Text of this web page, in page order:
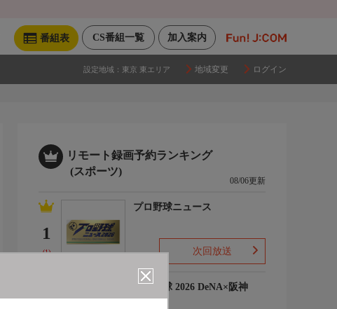
加入案内
CS番組一覧
番組表
設定地域： 東京 東エリア 地域変更 ログイン
リモート録画予約ランキング
(スポーツ)
08/06更新
1
(1)
プロ野球ニュース
次回放送
プロ野球 2026 DeNA×阪神